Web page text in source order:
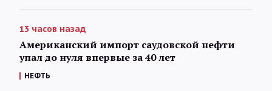
13 часов назад
Американский импорт саудовской нефти
упал до нуля впервые за 40 лет
НЕФТЬ